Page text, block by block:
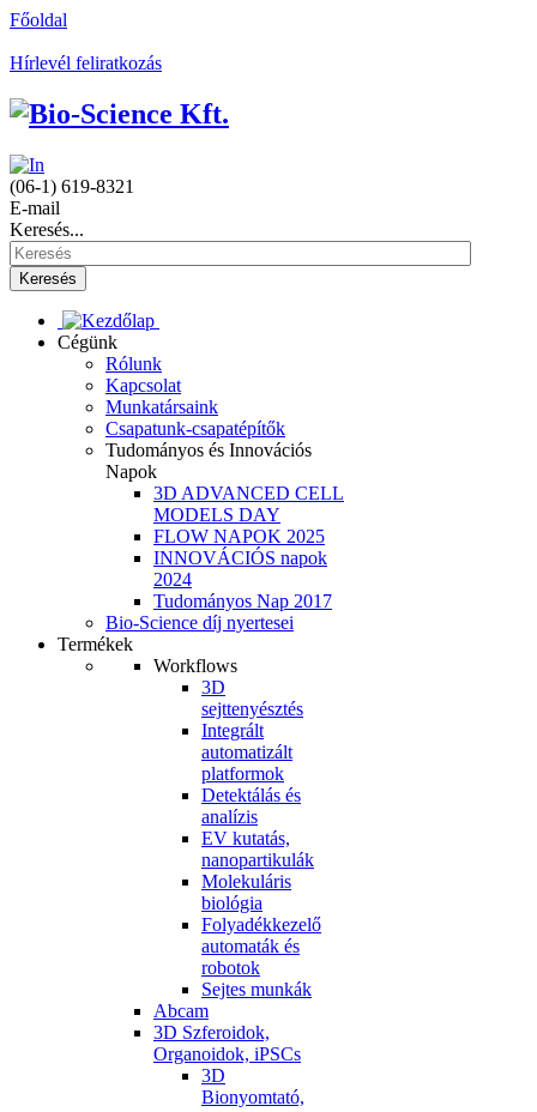
Főoldal
Hírlevél feliratkozás
(06-1) 619-8321
E-mail
Keresés...
Keresés
Cégünk
Rólunk
Kapcsolat
Munkatársaink
Csapatunk-csapatépítők
Tudományos és Innovációs
Napok
3D ADVANCED CELL
MODELS DAY
FLOW NAPOK 2025
INNOVÁCIÓS napok
2024
Tudományos Nap 2017
Bio-Science díj nyertesei
Termékek
Workflows
3D
sejttenyésztés
Integrált
automatizált
platformok
Detektálás és
analízis
EV kutatás,
nanopartikulák
Molekuláris
biológia
Folyadékkezelő
automaták és
robotok
Sejtes munkák
Abcam
3D Szferoidok,
Organoidok, iPSCs
3D
Bionyomtató,